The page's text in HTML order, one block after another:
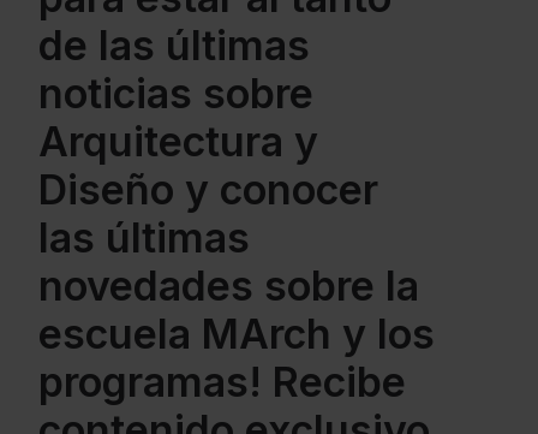
de las últimas
noticias sobre
Arquitectura y
Diseño y conocer
las últimas
novedades sobre la
escuela MArch y los
programas! Recibe